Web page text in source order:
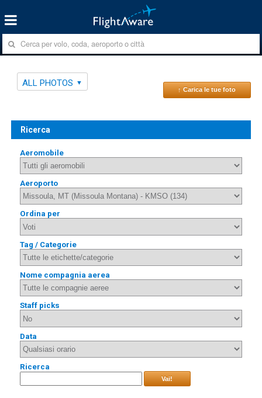
ALL PHOTOS
↑ Carica le tue foto
Ricerca
Aeromobile
Aeroporto
Ordina per
Tag / Categorie
Nome compagnia aerea
Staff picks
Data
Ricerca
Vai!